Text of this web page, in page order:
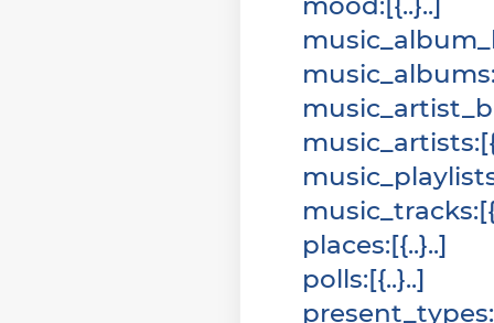
music_albums
music_artists:[
music_tracks:[
places:[{ } ]
polls:[{ } ]
present_types: